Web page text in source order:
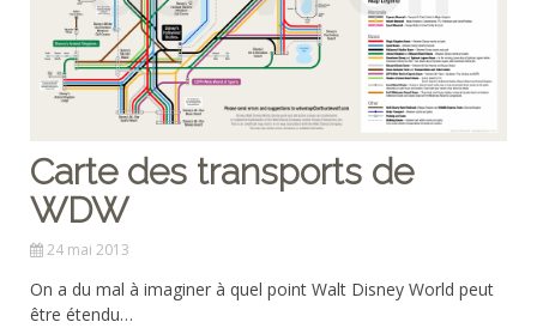
Carte des transports de
WDW
24 mai 2013
On a du mal à imaginer à quel point Walt Disney World peut
être étendu…